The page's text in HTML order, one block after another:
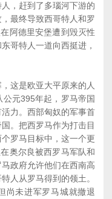
，赶到了多瑙河下游的
最终导致西哥特人和罗
阿德里安堡遭到毁灭性
哥特人一道向西挺进，
这是欧亚大平原来的人
元395年起，罗马帝国
力。西部匈奴的军事首
。把西罗马作为打击目
罗马目标中，这一个更
奥尔良被西罗马军队和
政府允许他们在西南高
人从罗马得到的领土。
尚未进军罗马城就撤退